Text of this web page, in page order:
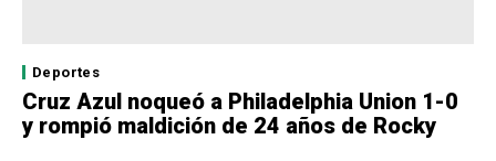
Deportes
Cruz Azul noqueó a Philadelphia Union 1-0
y rompió maldición de 24 años de Rocky